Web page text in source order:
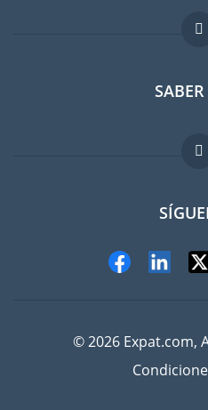
Foro para
Guia para
Trabajos enFAQ
© 2026 Expat.com,